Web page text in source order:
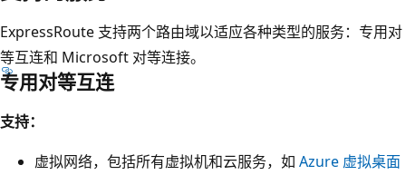
ExpressRoute 支持两个路由域以适应各种类型的服务：专用对
等互连和 Microsoft 对等连接。
专用对等互连
支持：
虚拟网络，包括所有虚拟机和云服务，如 Azure 虚拟桌面